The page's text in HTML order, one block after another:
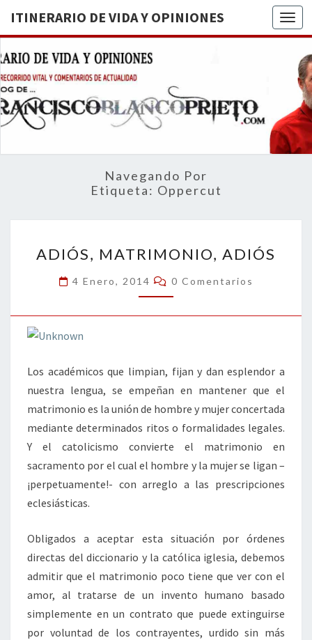
ITINERARIO DE VIDA Y OPINIONES
DE
BREVE
RECORRIDO
VITAL Y
ACTUALIDAD
Navegando Por
Etiqueta: Oppercut
MATRIMONIO,
ADIÓS
ADIÓS, MATRIMONIO, ADIÓS
4 Enero, 2014 Comentarios
0 Comentarios
Los académicos que limpian, fijan y dan esplendor a
nuestra lengua, se empeñan en mantener que el
matrimonio es la unión de hombre y mujer concertada
mediante determinados ritos o formalidades legales.
Y el catolicismo convierte el matrimonio en
sacramento por el cual el hombre y la mujer se ligan –
¡perpetuamente!- con arreglo a las prescripciones
eclesiásticas.
Obligados a aceptar esta situación por órdenes
directas del diccionario y la católica iglesia, debemos
admitir que el matrimonio poco tiene que ver con el
amor, al tratarse de un invento humano basado
simplemente en un contrato que puede extinguirse
por voluntad de los contrayentes, urdido sin más